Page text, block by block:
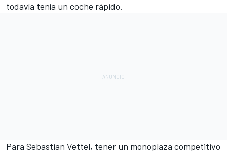
todavía tenía un coche rápido.
Para Sebastian Vettel, tener un monoplaza competitivo